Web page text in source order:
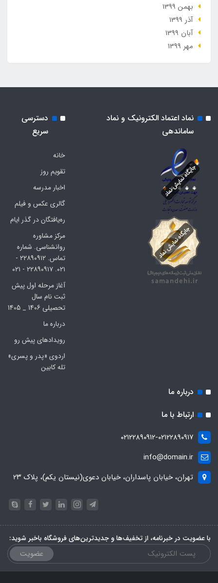
بهمن 1399
آذر 1399
آبان 1399
مهر 1399
نماد اعتماد الکترونیک و نماد
ساماندهی
دسترسی
سریع
خانه
تقویم روز
اخبار مدرسه
گالری عکس و فیلم
ره‌یافتگان در گذر ایام
مرکز مشاوره
روانشناسی. شماره
تماس. ۲۲۸۹۰۹۱۲ -
۰۲۱. ۲۲۸۹۰۹۱۷ - ۰۲۱
آغاز مرحله اول پیش
ثبت نام سال
تحصیلی 1406 _ 1405
درباره ما
رویدادهای پیش رو
اردوی «پدر و پسری»
تله کابین
درباره ما
ارتباط با ما
۰۲۱۲۲۸۹۰۹۱۲-۰۲۱۲۲۸۹۰۹۱۷
info@domain.ir
تهران، خیابان پاسداران، خیابان دعوی(نیستان یکم)، پلاک ۲۳
با عضویت در خبرنامه، از تخفیف‌ها و جدیدترین‌های فروشگاه باخبر شوید:
عضویت